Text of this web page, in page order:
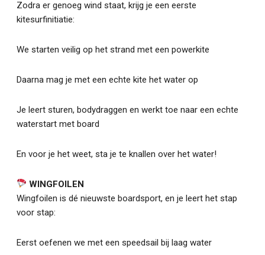
Zodra er genoeg wind staat, krijg je een eerste
kitesurfinitiatie:
We starten veilig op het strand met een powerkite
Daarna mag je met een echte kite het water op
Je leert sturen, bodydraggen en werkt toe naar een echte
waterstart met board
En voor je het weet, sta je te knallen over het water!
WINGFOILEN
Wingfoilen is dé nieuwste boardsport, en je leert het stap
voor stap:
Eerst oefenen we met een speedsail bij laag water